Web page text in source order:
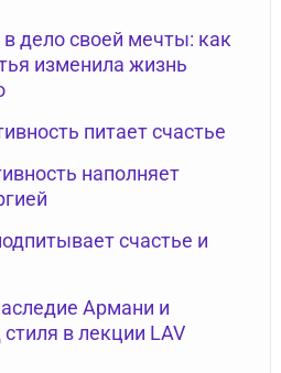
дело своей мечты: как
изменила жизнь
питает счастье
наполняет
счастье и
Армани и
в лекции LAV